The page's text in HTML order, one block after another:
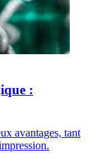
:
avantages, tant